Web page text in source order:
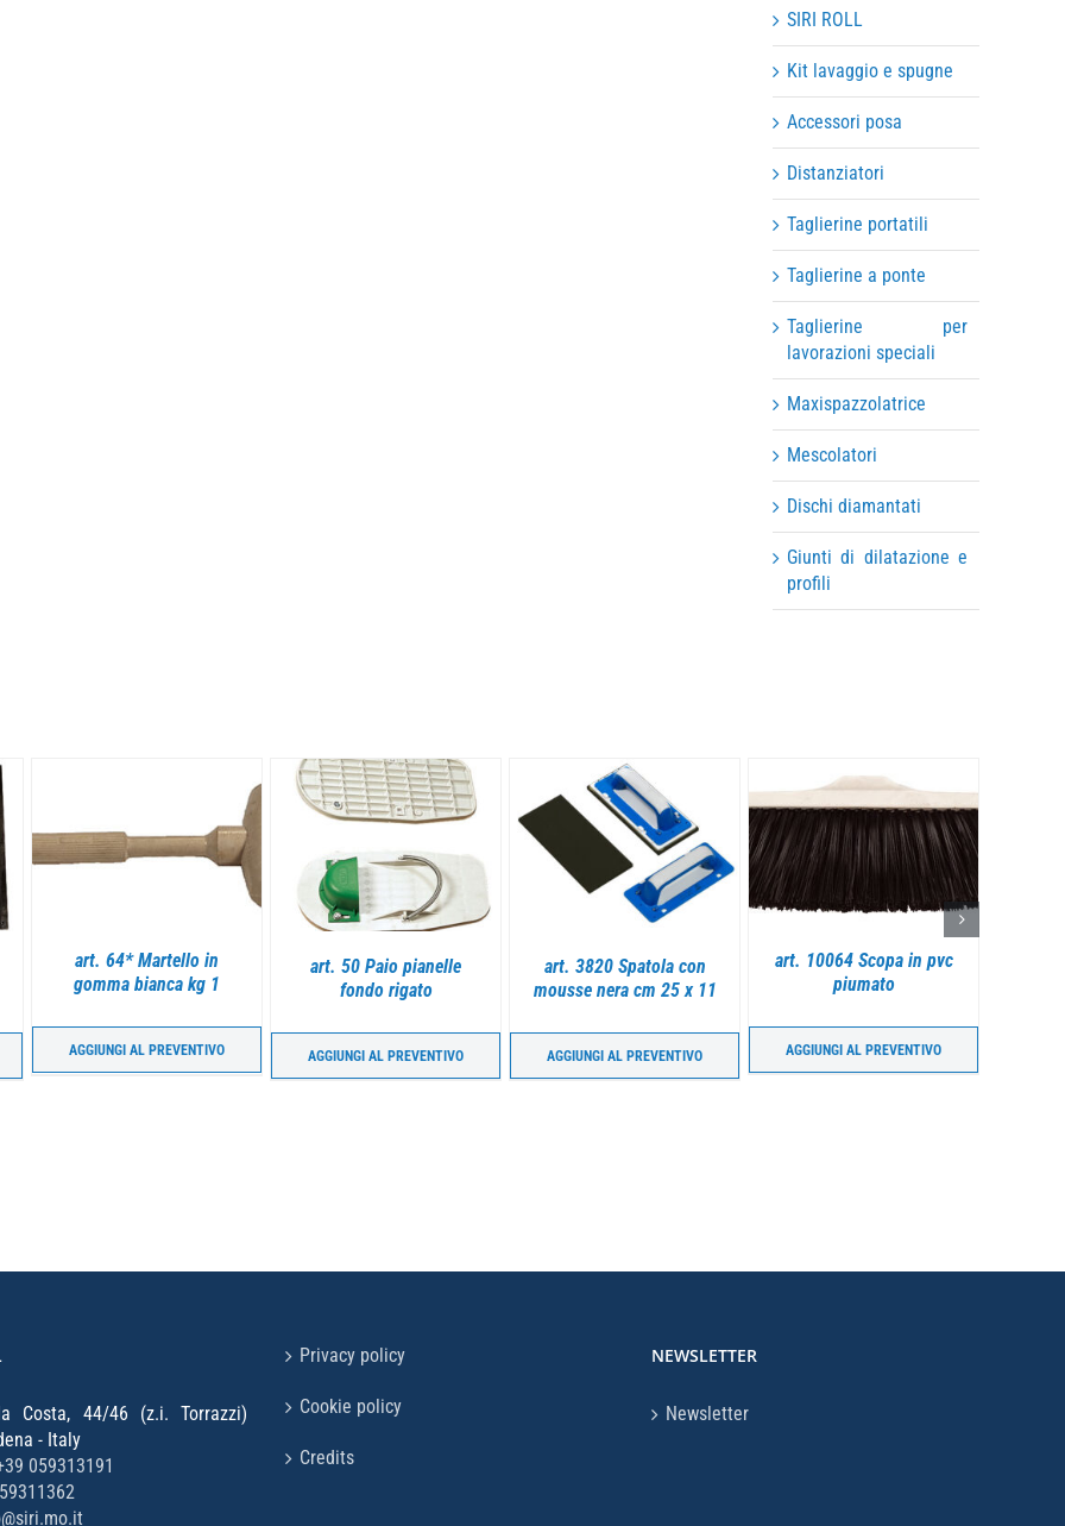
SIRI ROLL
Kit lavaggio e spugne
Accessori posa
Distanziatori
Taglierine portatili
Taglierine a ponte
Taglierine per
lavorazioni speciali
Maxispazzolatrice
Mescolatori
Dischi diamantati
Giunti di dilatazione e
profili
art. 50 Paio pianelle
fondo rigato
AGGIUNGI AL PREVENTIVO
DETTAGLI
art. 3820 Spatola con
mousse nera cm 25 x 11
AGGIUNGI AL PREVENTIVO
art. 10064 Scopa in pvc
piumato
AGGIUNGI AL PREVENTIVO
DETTAGLI
art. 3840 Spatola per
fughe in gomma rossa
AGGIUNGI AL PREVENTIVO
Costa, 44/46 (z.i. Torrazzi)
- Italy
+39 059313191
Privacy policy
Cookie policy
Credits
NEWSLETTER
Newsletter